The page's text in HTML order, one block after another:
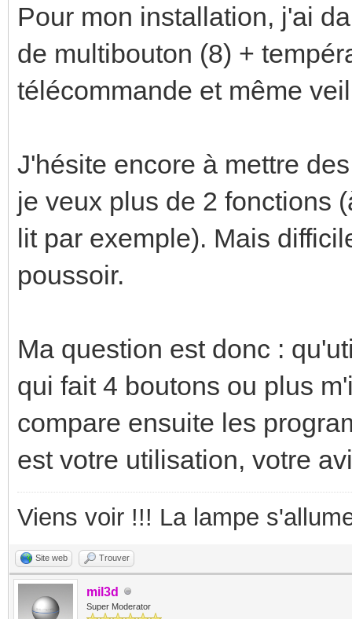
Pour mon installation, j'ai
de multibouton (8) +
télécommande et même
J'hésite encore à mettre
je veux plus de 2 fonctions
lit par exemple). Mais
poussoir.
Ma question est donc :
qui fait 4 boutons ou plus
compare ensuite les
est votre utilisation, votre
Viens voir !!! La lampe
Site web Trouver
mil3d
Super Moderator